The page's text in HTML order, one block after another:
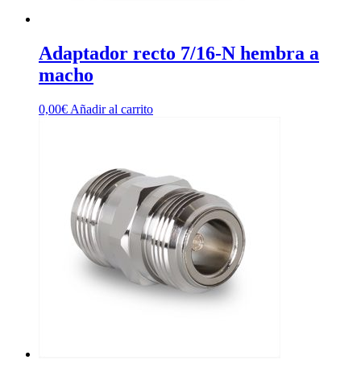
Adaptador recto 7/16-N hembra a
macho
0,00€ Añadir al carrito